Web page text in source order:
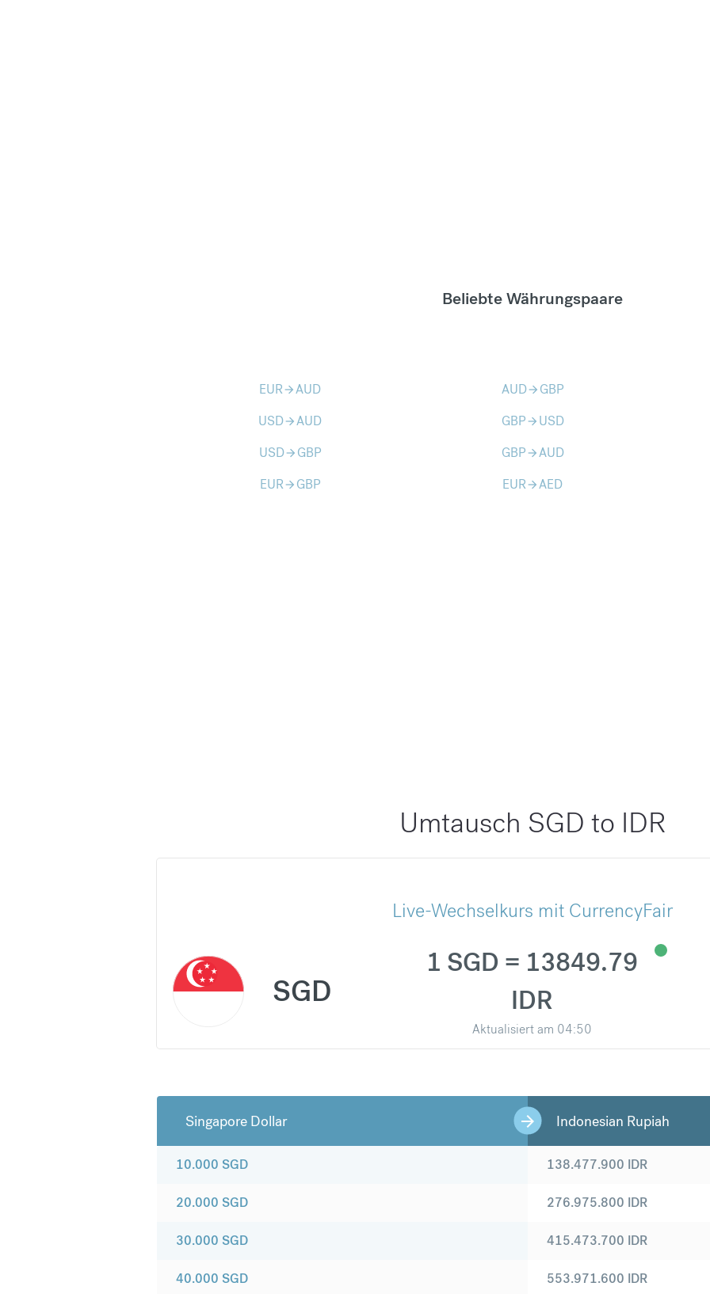
Beliebte Währungspaare
EURarrow_forwardAUD AUDarrow_forward GBP
USDarrow_forwardAUD GBParrow_forward USD
USDarrow_forward GBP GBParrow_forwardAUD
EURarrow_forward GBP EURarrow_forwardAED
Umtausch SGD to IDR
Live-Wechselkurs mit CurrencyFair
SGD
1 SGD = 13849.79
IDR
Aktualisiert am 04:50
Singapore Dollar Indonesian Rupiah
10.000 SGD
20.000 SGD
30.000 SGD
40.000 SGD
138.477.900 IDR
276.975.800 IDR
415.473.700 IDR
553.971.600 IDR